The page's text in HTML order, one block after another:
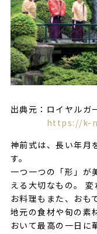
出典元：ロイヤルガ
https://k-
神前式は、長い年月
す。
一つ一つの「形」が
える大切なもの。 変
お料理もまた、おも
地元の食材や旬の素
おいて最高の一日に